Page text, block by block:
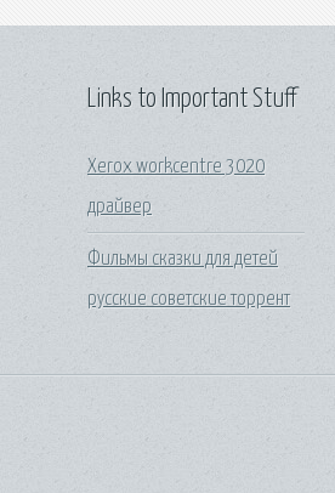
Links to Important Stuff
Xerox workcentre 3020
драйвер
Фильмы сказки для детей
русские советские торрент